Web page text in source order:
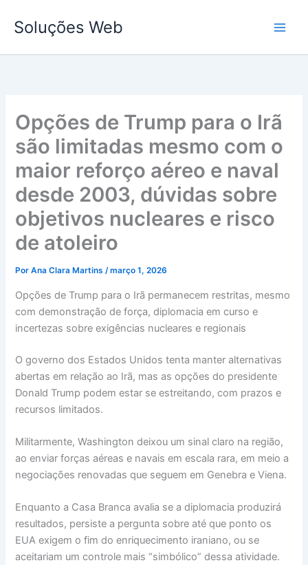
para
conteúdo
Soluções Web
Opções de Trump para o Irã
são limitadas mesmo com o
maior reforço aéreo e naval
desde 2003, dúvidas sobre
objetivos nucleares e risco
de atoleiro
PorAna Clara Martins/março 1, 2026
Opções de Trump para o Irã permanecem restritas, mesmo
com demonstração de força, diplomacia em curso e
incertezas sobre exigências nucleares e regionais
O governo dos Estados Unidos tenta manter alternativas
abertas em relação ao Irã, mas as opções do presidente
Donald Trump podem estar se estreitando, com prazos e
recursos limitados.
Militarmente, Washington deixou um sinal claro na região,
ao enviar forças aéreas e navais em escala rara, em meio a
negociações renovadas que seguem em Genebra e Viena.
Enquanto a Casa Branca avalia se a diplomacia produzirá
resultados, persiste a pergunta sobre até que ponto os
EUA exigem o fim do enriquecimento iraniano, ou se
aceitariam um controle mais “simbólico” dessa atividade.